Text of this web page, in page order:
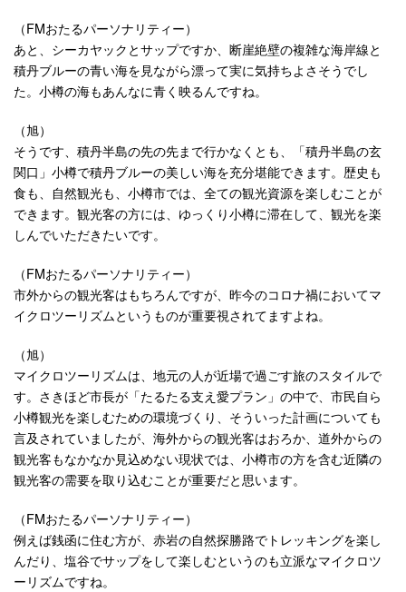
（FMおたるパーソナリティー）
あと、シーカヤックとサップですか、断崖絶壁の複雑な海岸線と
積丹ブルーの青い海を見ながら漂って実に気持ちよさそうでし
た。小樽の海もあんなに青く映るんですね。
（旭）
そうです、積丹半島の先の先まで行かなくとも、「積丹半島の玄
関口」小樽で積丹ブルーの美しい海を充分堪能できます。歴史も
食も、自然観光も、小樽市では、全ての観光資源を楽しむことが
できます。観光客の方には、ゆっくり小樽に滞在して、観光を楽
しんでいただきたいです。
（FMおたるパーソナリティー）
市外からの観光客はもちろんですが、昨今のコロナ禍においてマ
イクロツーリズムというものが重要視されてますよね。
（旭）
マイクロツーリズムは、地元の人が近場で過ごす旅のスタイルで
す。さきほど市長が「たるたる支え愛プラン」の中で、市民自ら
小樽観光を楽しむための環境づくり、そういった計画についても
言及されていましたが、海外からの観光客はおろか、道外からの
観光客もなかなか見込めない現状では、小樽市の方を含む近隣の
観光客の需要を取り込むことが重要だと思います。
（FMおたるパーソナリティー）
例えば銭函に住む方が、赤岩の自然探勝路でトレッキングを楽し
んだり、塩谷でサップをして楽しむというのも立派なマイクロツ
ーリズムですね。